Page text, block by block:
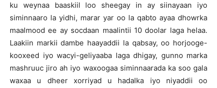
ku weynaa baaskiil loo sheegay in ay siinayaan iyo
siminnaaro la yidhi, marar yar oo la qabto ayaa dhowrka
maalmood ee ay socdaan maalintii 10 doolar laga helaa.
Laakiin markii dambe haayaddii la qabsay, oo horjooge-
kooxeed iyo wacyi-geliyaaba laga dhigay, gunno marka
mashruuc jiro ah iyo waxoogaa siminnaarada ka soo gala
waxaa u dheer xorriyad u hadalka iyo niyaddii oo